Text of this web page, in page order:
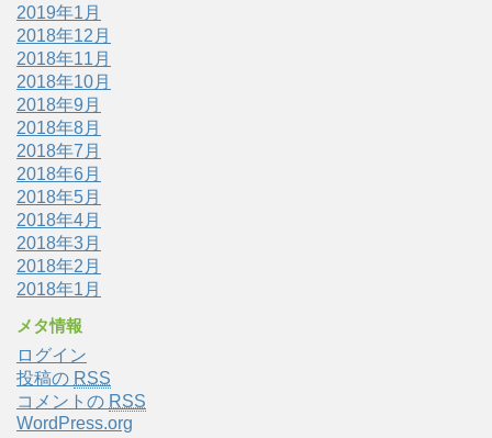
2019年1月
2018年12月
2018年11月
2018年10月
2018年9月
2018年8月
2018年7月
2018年6月
2018年5月
2018年4月
2018年3月
2018年2月
2018年1月
メタ情報
ログイン
投稿の RSS
コメントの RSS
WordPress.org